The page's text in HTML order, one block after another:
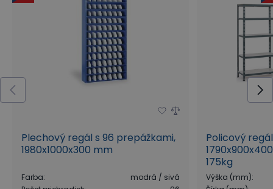
Plechový regál s 96 prepážkami,
1980x1000x300 mm
Farba:
modrá / sivá
Policový regál
175kg
Výška (mm):